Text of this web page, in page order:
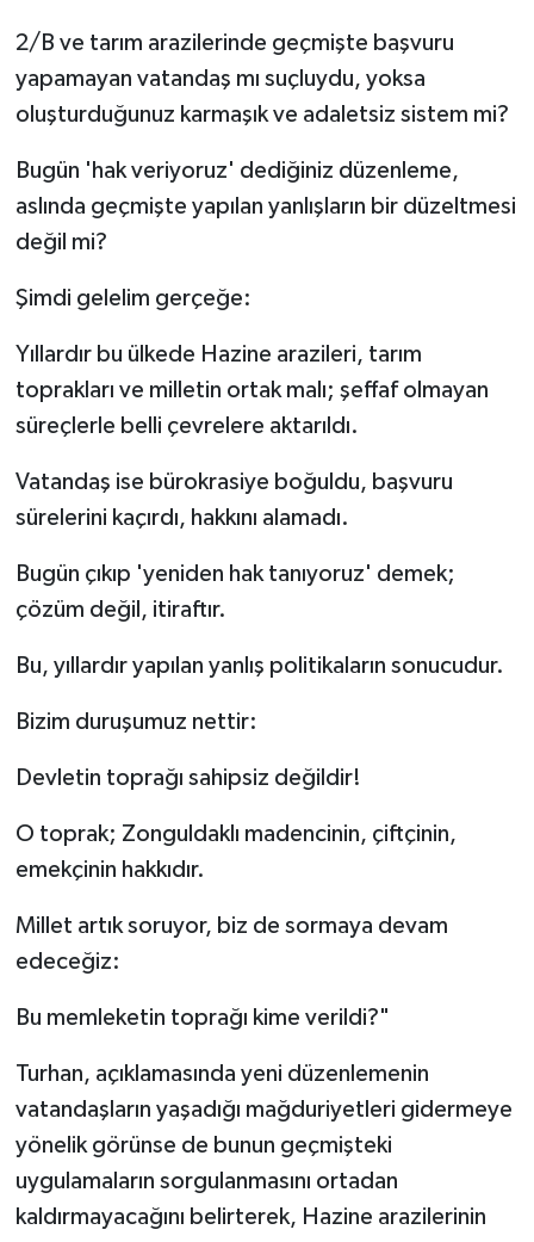
2/B ve tarım arazilerinde geçmişte başvuru
yapamayan vatandaş mı suçluydu, yoksa
oluşturduğunuz karmaşık ve adaletsiz sistem mi?
Bugün 'hak veriyoruz' dediğiniz düzenleme,
aslında geçmişte yapılan yanlışların bir düzeltmesi
değil mi?
Şimdi gelelim gerçeğe:
Yıllardır bu ülkede Hazine arazileri, tarım
toprakları ve milletin ortak malı; şeffaf olmayan
süreçlerle belli çevrelere aktarıldı.
Vatandaş ise bürokrasiye boğuldu, başvuru
sürelerini kaçırdı, hakkını alamadı.
Bugün çıkıp 'yeniden hak tanıyoruz' demek;
çözüm değil, itiraftır.
Bu, yıllardır yapılan yanlış politikaların sonucudur.
Bizim duruşumuz nettir:
Devletin toprağı sahipsiz değildir!
O toprak; Zonguldaklı madencinin, çiftçinin,
emekçinin hakkıdır.
Millet artık soruyor, biz de sormaya devam
edeceğiz:
Bu memleketin toprağı kime verildi?"
Turhan, açıklamasında yeni düzenlemenin
vatandaşların yaşadığı mağduriyetleri gidermeye
yönelik görünse de bunun geçmişteki
uygulamaların sorgulanmasını ortadan
kaldırmayacağını belirterek, Hazine arazilerinin